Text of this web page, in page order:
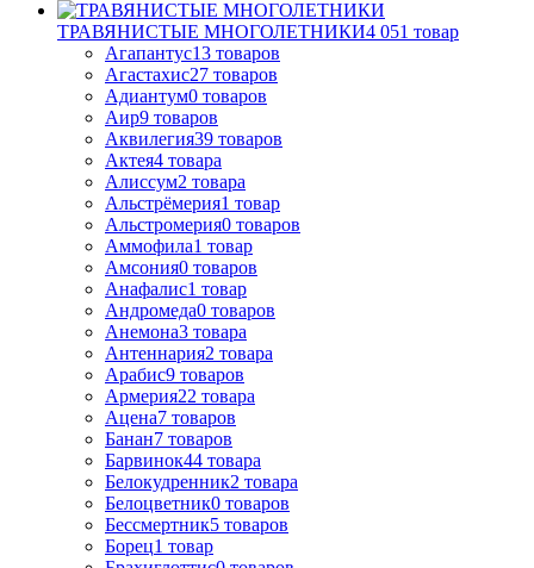
ТРАВЯНИСТЫЕ МНОГОЛЕТНИКИ4 051 товар
Агапантус13 товаров
Агастахис27 товаров
Адиантум0 товаров
Аир9 товаров
Аквилегия39 товаров
Актея4 товара
Алиссум2 товара
Альстрёмерия1 товар
Альстромерия0 товаров
Аммофила1 товар
Амсония0 товаров
Анафалис1 товар
Андромеда0 товаров
Анемона3 товара
Антеннария2 товара
Арабис9 товаров
Армерия22 товара
Ацена7 товаров
Банан7 товаров
Барвинок44 товара
Белокудренник2 товара
Белоцветник0 товаров
Бессмертник5 товаров
Борец1 товар